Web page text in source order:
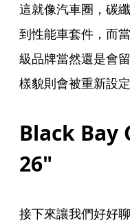
這就像汽車圈，碳
到性能車套件，而
級品牌當然還是會
樣貌則會被重新設定
Black Bay
26"
接下來讓我們好好